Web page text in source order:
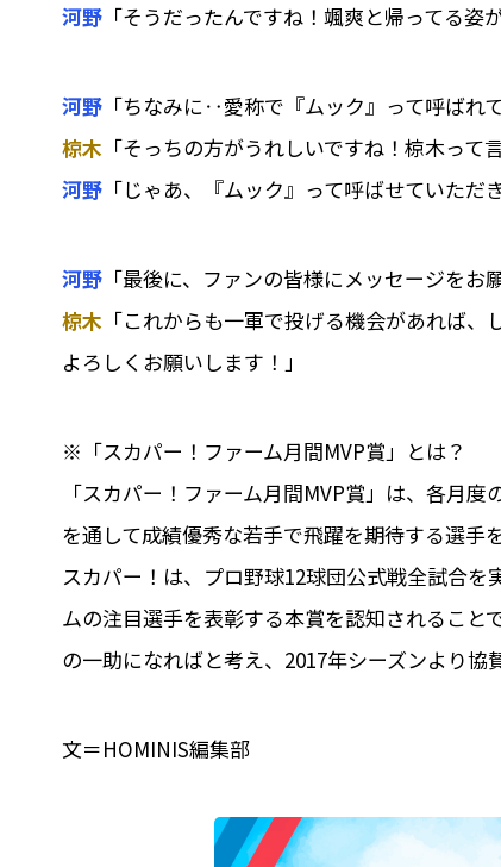
河野 「そうだったんですね！颯爽と帰ってる
河野 「ちなみに‥愛称で『ムック』って呼ばれ
椋木 「そっちの方がうれしいですね！椋木って
河野 「じゃあ、『ムック』って呼ばせていただ
河野 「最後に、ファンの皆様にメッセージをお
椋木 「これからも一軍で投げる機会があれば
よろしくお願いします！」
※「スカパー！ファーム月間MVP賞」とは？
「スカパー！ファーム月間MVP賞」は、各月
を通して成績優秀な若手で飛躍を期待する選手
スカパー！は、プロ野球12球団公式戦全試合
ムの注目選手を表彰する本賞を認知されるこ
の一助になればと考え、2017年シーズンより協
文＝HOMINIS編集部